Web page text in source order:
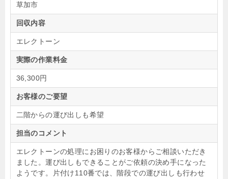
草加市
回収内容
エレクトーン
実際の作業料金
36,300円
お客様のご要望
二階からの運び出しも希望
担当のコメント
エレクトーンの処理にお困りのお客様からご相談いただき
ました。運び出しもできることがご依頼の決め手になった
ようです。片付け110番では、階段での運び出しも行わせ